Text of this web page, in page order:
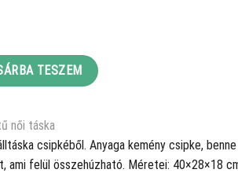
csipkéből, fekete mennyiség
TESZEM
női táska
csipkéből. Anyaga kemény csipke,
ami felül összehúzható. Méretei: 40×28×18